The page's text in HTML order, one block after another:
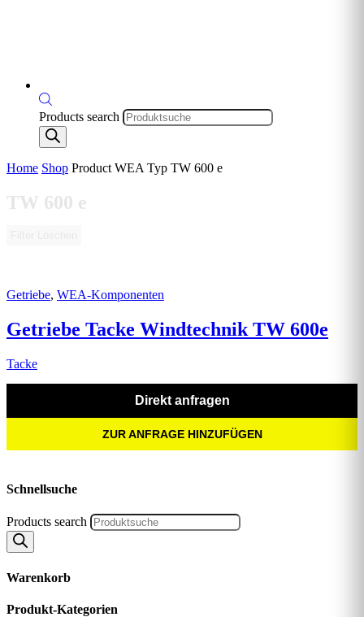
Products search
Home Shop Product WEA Typ TW 600 e
TW 600 e
Getriebe, WEA-Komponenten
Getriebe Tacke Windtechnik TW 600e
Tacke
Direkt anfragen
ZUR ANFRAGE HINZUFÜGEN
Schnellsuche
Products search
Warenkorb
Produkt-Kategorien